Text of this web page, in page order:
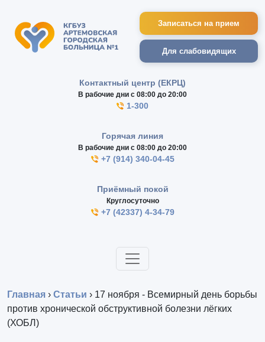
Записаться на прием
Для слабовидящих
Контактный центр (ЕКРЦ)
В рабочие дни с 08:00 до 20:00
1-300
Горячая линия
В рабочие дни с 08:00 до 20:00
+7 (914) 340-04-45
Приёмный покой
Круглосуточно
+7 (42337) 4-34-79
Главная › Статьи › 17 ноября - Всемирный день борьбы
против хронической обструктивной болезни лёгких
(ХОБЛ)